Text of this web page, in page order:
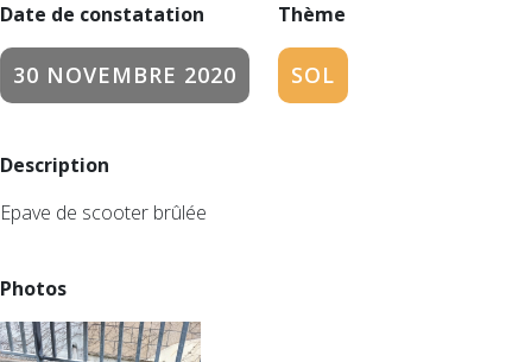
Date de constatation
30 NOVEMBRE 2020
Thème
SOL
Description
Epave de scooter brûlée
Photos